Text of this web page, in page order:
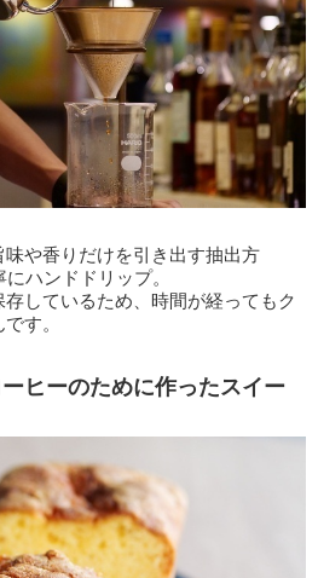
や香りだけを引き出す抽出方
ハンドドリップ。
しているため、時間が経ってもク
す。
ヒーのために作ったスイー